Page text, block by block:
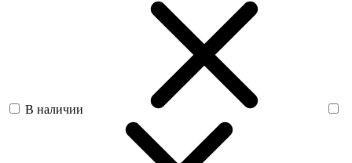
В наличии